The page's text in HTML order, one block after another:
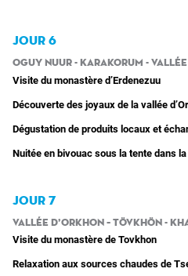
JOUR 6
Oguy Nuur - Karakorum -
Visite du monastère d’Erdenezuu
Découverte des joyaux de la vallée
Dégustation de produits locaux et
Nuitée en bivouac sous la tente dans
JOUR 7
Vallée d’Orkhon – Tövkhön -
Visite du monastère de Tovkhon
Relaxation aux sources chaudes de